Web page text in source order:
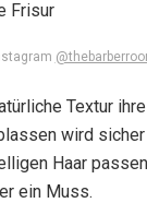
Textur
wird
Haar
ein Muss.